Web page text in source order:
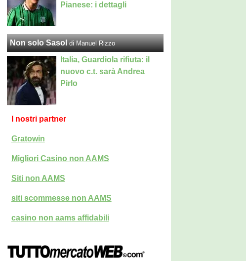
Pianese: i dettagli
Non solo Sasol di Manuel Rizzo
Italia, Guardiola rifiuta: il
nuovo c.t. sarà Andrea
Pirlo
I nostri partner
Gratowin
Migliori Casino non AAMS
Siti non AAMS
siti scommesse non AAMS
casino non aams affidabili